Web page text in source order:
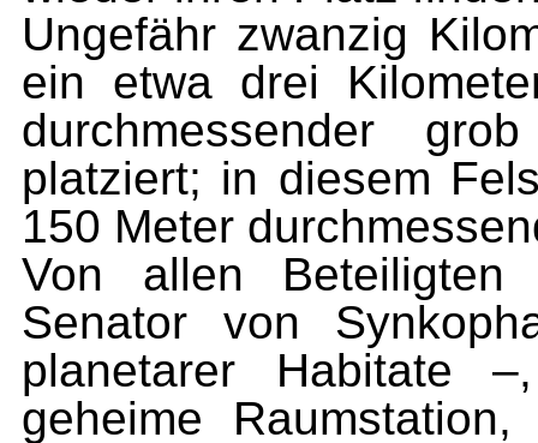
Ungefähr zwanzig
ein etwa drei
durchmessender
platziert; in diesem
150 Meter
Von allen
Senator von
planetarer Habitate
geheime